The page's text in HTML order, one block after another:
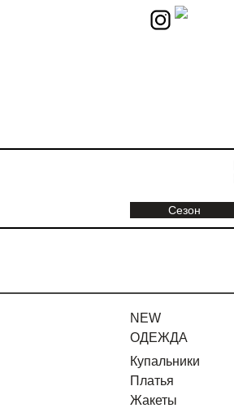
Сезон
NEW
ОДЕЖДА
Купальники
Платья
Жакеты